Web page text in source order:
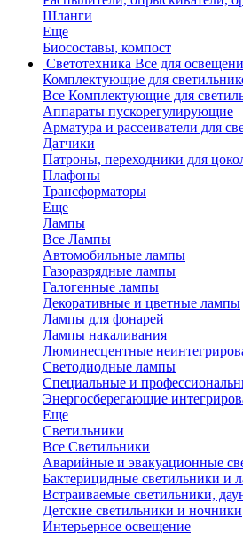
Шланги
Еще
Биосоставы, компост
Светотехника Все для
Комплектующие для
Все Комплектующие для
Аппараты пускорегулирующие
Арматура и рассеиватели для
Датчики
Патроны, переходники для
Плафоны
Трансформаторы
Еще
Лампы
Все Лампы
Автомобильные лампы
Газоразрядные лампы
Галогенные лампы
Декоративные и цветные лампы
Лампы для фонарей
Лампы накаливания
Люминесцентные
Светодиодные лампы
Специальные и
Энергосберегающие
Еще
Светильники
Все Светильники
Аварийные и эвакуационные
Бактерицидные светильники и
Встраиваемые светильники,
Детские светильники и ночники
Интерьерное освещение